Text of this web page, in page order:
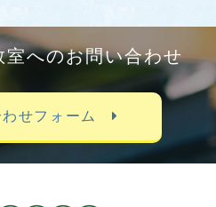
室へのお問い合わせ
わせフォーム